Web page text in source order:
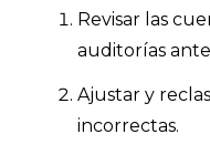
Revisar las
auditorías
Ajustar y
incorrectas.